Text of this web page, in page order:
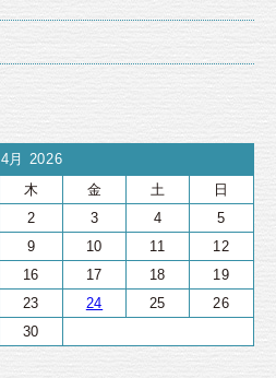
4月 2026
木 金 土
日
2 3 4
5
9 10 11
12
16 17 18
19
23 24 25
26
30